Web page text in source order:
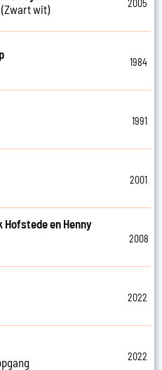
wit)
2005
1984
1991
2001
Hofstede en Henny
2008
2022
2022